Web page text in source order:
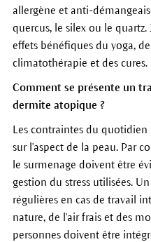
allergène et anti-
quercus, le silex ou le
effets bénéfiques du yoga,
climatothérapie et des cures.
Comment se présente un
dermite atopique ?
Les contraintes du
sur l'aspect de la peau. Par
e surmenage doivent être
gestion du stress utilisées.
régulières en cas de travail
nature, de l'air frais et des
personnes doivent être